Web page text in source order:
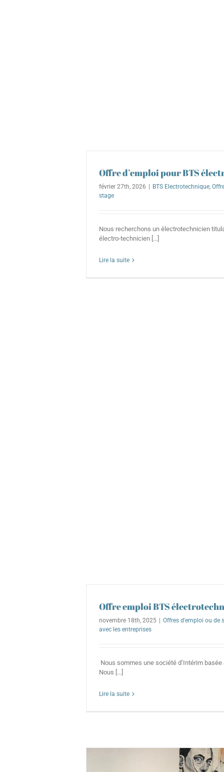
Offre d’emploi pour BTS
février 27th, 2026 | BTS Electrotechnique
stage
Nous recherchons un électrotechnicien
électro-technicien [...]
Lire la suite
Offre emploi BTS
novembre 18th, 2025 Offres d'emploi ou de
avec les entreprises
Nous sommes une société d’Intérim
Nous [...]
Lire la suite